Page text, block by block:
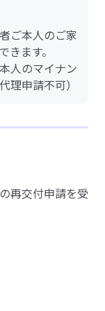
ご本人のご家
ます。
人のマイナン
理申請不可）
再交付申請を受